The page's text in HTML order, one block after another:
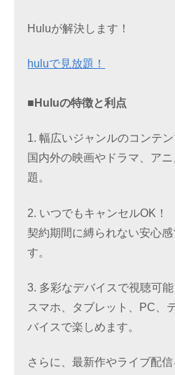
Huluが解決します！
huluで見放題！
■Huluの特徴と利点
1. 幅広いジャンルのコンテン
国内外の映画やドラマ、ア
題。
2. いつでもキャンセルOK！
契約期間に縛られない安心
す。
3. 多彩なデバイスで視聴可能
スマホ、タブレット、PC、
バイスで楽しめます。
さらに、最新作やライブ配